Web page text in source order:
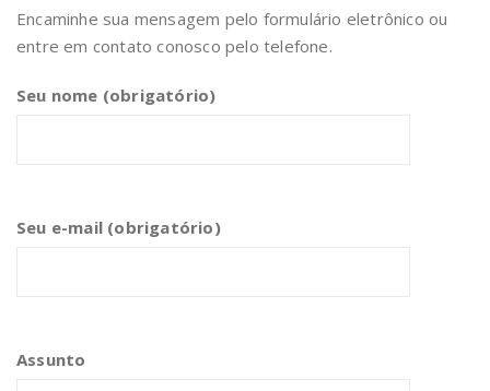
Encaminhe sua mensagem pelo formulário eletrônico ou
entre em contato conosco pelo telefone.
Seu nome (obrigatório)
Seu e-mail (obrigatório)
Assunto